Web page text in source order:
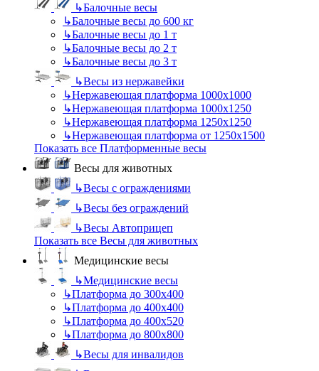
↳Балочные весы
↳Балочные весы до 600 кг
↳Балочные весы до 1 т
↳Балочные весы до 2 т
↳Балочные весы до 3 т
↳Весы из нержавейки
↳Нержавеющая платформа 1000х1000
↳Нержавеющая платформа 1000х1250
↳Нержавеющая платформа 1250х1250
↳Нержавеющая платформа от 1250х1500
Показать все Платформенные весы
Весы для животных
↳Весы с ограждениями
↳Весы без ограждений
↳Весы Автоприцеп
Показать все Весы для животных
Медицинские весы
↳Медицинские весы
↳Платформа до 300х400
↳Платформа до 400х400
↳Платформа до 400х520
↳Платформа до 800х800
↳Весы для инвалидов